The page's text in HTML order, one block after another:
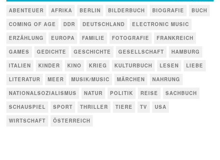
ABENTEUER AFRIKA BERLIN BILDERBUCH BIOGRAFIE
BUCH
COMING OF AGE
DDR DEUTSCHLAND
ELECTRONIC MUSIC
ERZÄHLUNG
EUROPA FAMILIE FOTOGRAFIE
FRANKREICH
GAMES
GEDICHTE GESCHICHTE GESELLSCHAFT
HAMBURG
ITALIEN
KINDER KINO KRIEG KULTURBUCH LESEN
LIEBE
LITERATUR
MEER MUSIK/MUSIC MÄRCHEN
NAHRUNG
NATIONALSOZIALISMUS
NATUR POLITIK REISE
SACHBUCH
SCHAUSPIEL
SPORT THRILLER TIERE TV
USA
WIRTSCHAFT
ÖSTERREICH